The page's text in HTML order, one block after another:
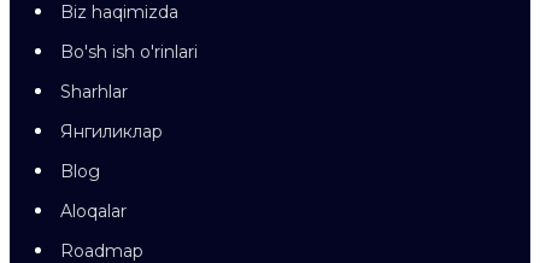
Biz haqimizda
Bo'sh ish o'rinlari
Sharhlar
Янгиликлар
Blog
Aloqalar
Roadmap